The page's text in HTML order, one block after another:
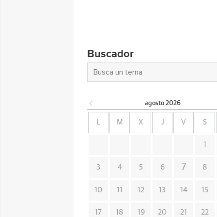
Buscador
agosto 2026
L M X J V S
1
3 4 5 6 7 8
10 11 12 13 14 15
17 18 19 20 21 22